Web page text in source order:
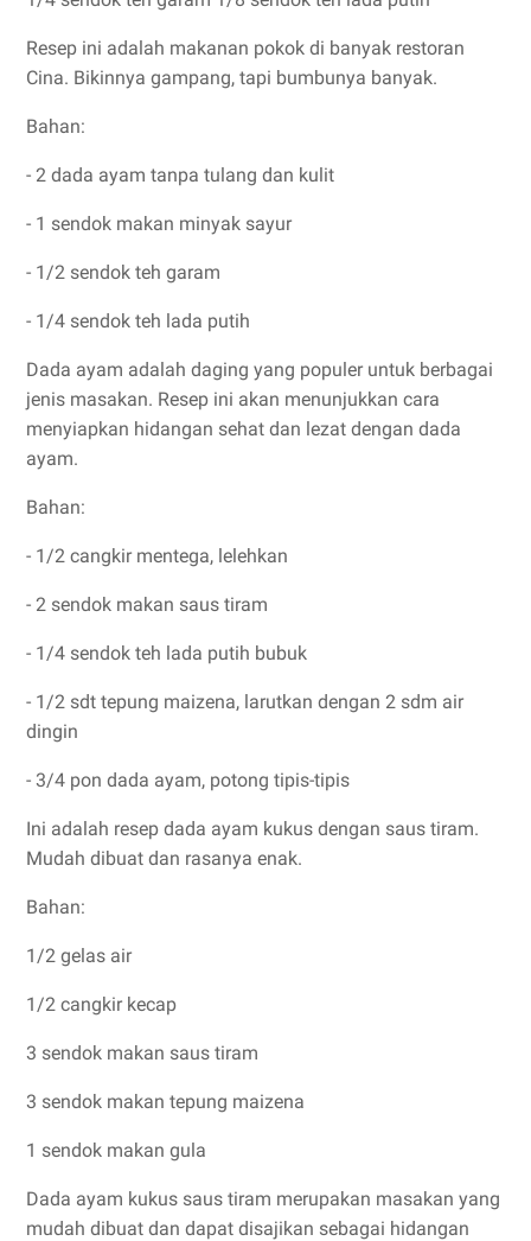
Resep ini adalah makanan pokok di banyak restoran
Cina. Bikinnya gampang, tapi bumbunya banyak.
Bahan:
- 2 dada ayam tanpa tulang dan kulit
- 1 sendok makan minyak sayur
- 1/2 sendok teh garam
- 1/4 sendok teh lada putih
Dada ayam adalah daging yang populer untuk berbagai
jenis masakan. Resep ini akan menunjukkan cara
menyiapkan hidangan sehat dan lezat dengan dada
ayam.
Bahan:
- 1/2 cangkir mentega, lelehkan
- 2 sendok makan saus tiram
- 1/4 sendok teh lada putih bubuk
- 1/2 sdt tepung maizena, larutkan dengan 2 sdm air
dingin
- 3/4 pon dada ayam, potong tipis-tipis
Ini adalah resep dada ayam kukus dengan saus tiram.
Mudah dibuat dan rasanya enak.
Bahan:
1/2 gelas air
1/2 cangkir kecap
3 sendok makan saus tiram
3 sendok makan tepung maizena
1 sendok makan gula
Dada ayam kukus saus tiram merupakan masakan yang
mudah dibuat dan dapat disajikan sebagai hidangan